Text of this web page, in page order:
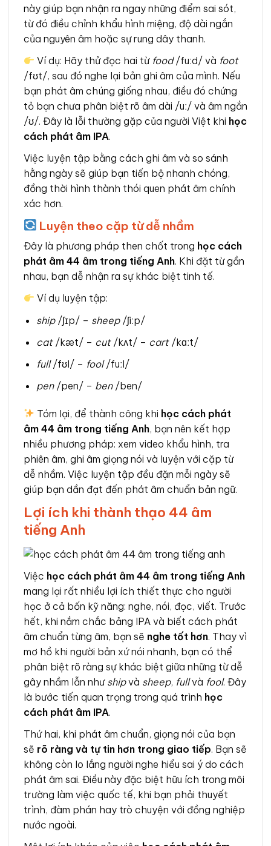
này giúp bạn nhận ra ngay những điểm sai sót,
từ đó điều chỉnh khẩu hình miệng, độ dài ngắn
của nguyên âm hoặc sự rung dây thanh.
Ví dụ: Hãy thử đọc hai từ food/fuːd/ và foot
/fʊt/, sau đó nghe lại bản ghi âm của mình. Nếu
bạn phát âm chúng giống nhau, điều đó chứng
tỏ bạn chưa phân biệt rõ âm dài /uː/ và âm ngắn
/ʊ/. Đây là lỗi thường gặp của người Việt khi học
cách phát âm IPA.
Việc luyện tập bằng cách ghi âm và so sánh
hằng ngày sẽ giúp bạn tiến bộ nhanh chóng,
đồng thời hình thành thói quen phát âm chính
xác hơn.
Luyện theo cặp từ dễ nhầm
Đây là phương pháp then chốt trong học cách
phát âm 44 âm trong tiếng Anh. Khi đặt từ gần
nhau, bạn dễ nhận ra sự khác biệt tinh tế.
Ví dụ luyện tập:
ship/ʃɪp/ – sheep/ʃiːp/
cat/kæt/ – cut/kʌt/ – cart/kɑːt/
full/fʊl/ – fool/fuːl/
pen/pen/ – ben/ben/
Tóm lại, để thành công khi học cách phát
âm 44 âm trong tiếng Anh, bạn nên kết hợp
nhiều phương pháp: xem video khẩu hình, tra
phiên âm, ghi âm giọng nói và luyện với cặp từ
dễ nhầm. Việc luyện tập đều đặn mỗi ngày sẽ
giúp bạn dần đạt đến phát âm chuẩn bản ngữ.
Lợi ích khi thành thạo 44 âm
tiếng Anh
Việc học cách phát âm 44 âm trong tiếng Anh
mang lại rất nhiều lợi ích thiết thực cho người
học ở cả bốn kỹ năng: nghe, nói, đọc, viết. Trước
hết, khi nắm chắc bảng IPA và biết cách phát
âm chuẩn từng âm, bạn sẽ nghe tốt hơn. Thay vì
mơ hồ khi người bản xứ nói nhanh, bạn có thể
phân biệt rõ ràng sự khác biệt giữa những từ dễ
gây nhầm lẫn như shipvà sheep, fullvà fool. Đây
là bước tiến quan trọng trong quá trình học
cách phát âm IPA.
Thứ hai, khi phát âm chuẩn, giọng nói của bạn
sẽ rõ ràng và tự tin hơn trong giao tiếp. Bạn sẽ
không còn lo lắng người nghe hiểu sai ý do cách
phát âm sai. Điều này đặc biệt hữu ích trong môi
trường làm việc quốc tế, khi bạn phải thuyết
trình, đàm phán hay trò chuyện với đồng nghiệp
nước ngoài.